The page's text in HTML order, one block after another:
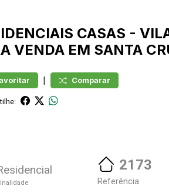
CASAS -
VENDA EM SANTA
| Comparar
2173
Referência